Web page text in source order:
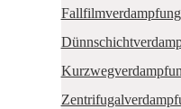
Fallfilmverdampfung